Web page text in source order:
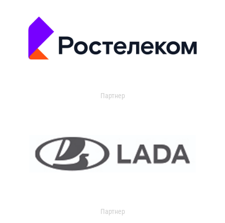
Партнер
Партнер